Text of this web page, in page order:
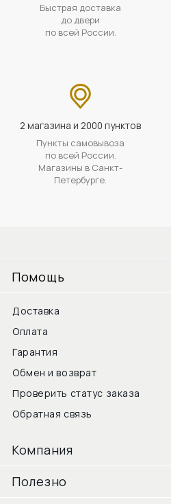
Быстрая доставка
до двери
по всей России.
2 магазина и 2000 пунктов
Пункты самовывоза
по всей России.
Магазины в Санкт-
Петербурге.
Помощь
Доставка
Оплата
Гарантия
Обмен и возврат
Проверить статус заказа
Обратная связь
Компания
Полезно